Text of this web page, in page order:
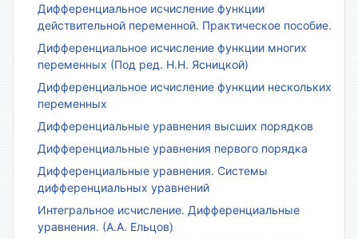
Дифференциальное исчисление функции
действительной переменной. Практическое пособие.
Дифференциальное исчисление функции многих
переменных (Под ред. Н.Н. Ясницкой)
Дифференциальное исчисление функции нескольких
переменных
Дифференциальные уравнения высших порядков
Дифференциальные уравнения первого порядка
Дифференциальные уравнения. Системы
дифференциальных уравнений
Интегральное исчисление. Дифференциальные
уравнения. (А.А. Ельцов)